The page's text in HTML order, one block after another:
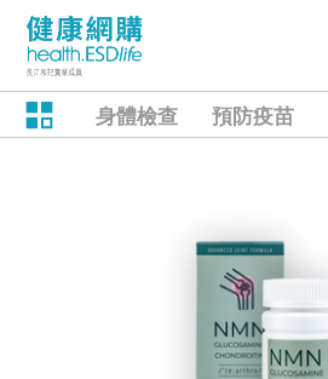
身體檢查 預防疫苗